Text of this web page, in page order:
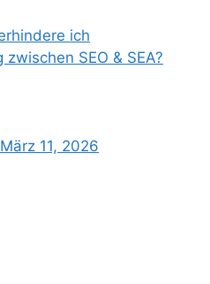
ich
SEO & SEA?
11, 2026